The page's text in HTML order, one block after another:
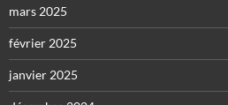
mars 2025
février 2025
janvier 2025